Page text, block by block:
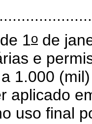
1o de
e
1.000
aplicado
uso final